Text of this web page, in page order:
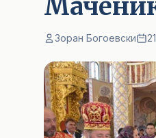
Зоран Богоевски